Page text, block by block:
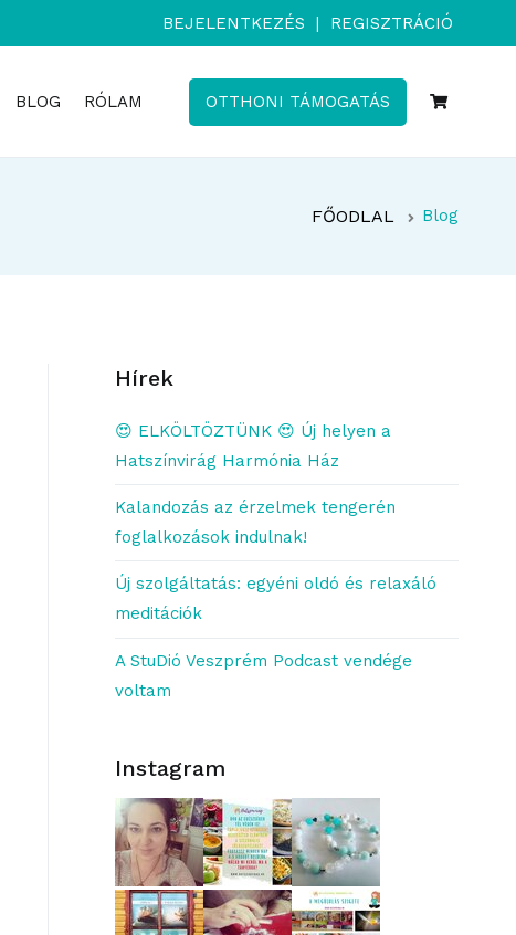
BEJELENTKEZÉS | REGISZTRÁCIÓ
BLOG RÓLAM OTTHONI TÁMOGATÁS
FŐODLAL Blog
Hírek
😍 ELKÖLTÖZTÜNK 😍 Új helyen a
Hatszínvirág Harmónia Ház
Kalandozás az érzelmek tengerén
foglalkozások indulnak!
Új szolgáltatás: egyéni oldó és relaxáló
meditációk
A StuDió Veszprém Podcast vendége
voltam
Instagram